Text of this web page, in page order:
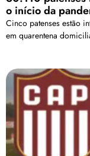
o início da
Cinco patenses estão
em quarentena